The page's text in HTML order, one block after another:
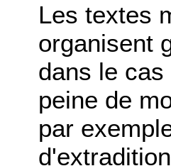
Les textes
organisent
dans le
peine de
par